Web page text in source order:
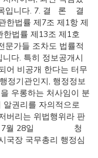
목입니다. 7. 결 론 결
한법률 제7조 제1항 제
한법률 제13조 제1호
문가들 조차도 법률적
다. 특히 정보공개시
어 비공개 한다는 터무
정기관인지, 행정정보
우롱하는 처사임이 분
권리를 자의적으로
버리는 위법행위라 판
28일 청
국장 국무총리 행정심